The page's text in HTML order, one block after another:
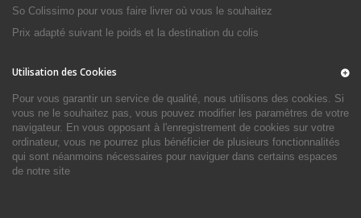
So Colissimo pour vous faire livrer où vous le souhaitez
Prix adapté suivant le poids et la destination du colis
Utilisation des Cookies
Pour vous garantir un service de qualité, nous utilisons des cookies. Si
vous ne le souhaitez pas, vous pouvez modifier les paramètres de votre
navigateur. En vous opposant à l'enregistrement de cookies sur votre
ordinateur, vous ne pourrez plus bénéficier de plusieurs fonctionnalités
qui sont néanmoins nécessaires pour naviguer dans certains espaces
de notre site